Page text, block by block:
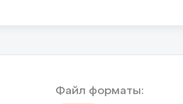
шешуін санды өрнектер,
және шығару
өрнектер және теңдеулер түрінде/
санды өрнектер, жекелеген
Файл форматы: